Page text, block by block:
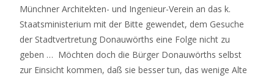
Münchner Architekten- und Ingenieur-Verein an das k.
Staatsministerium mit der Bitte gewendet, dem Gesuche
der Stadtvertretung Donauwörths eine Folge nicht zu
geben … Möchten doch die Bürger Donauwörths selbst
zur Einsicht kommen, daß sie besser tun, das wenige Alte